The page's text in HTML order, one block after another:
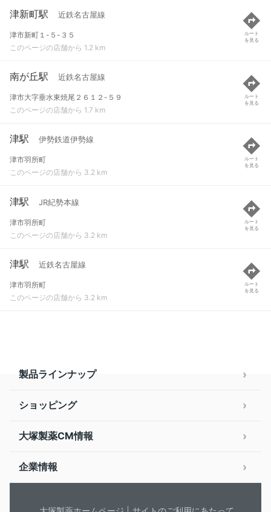
津新町駅 近鉄名古屋線
津市新町１-５-３５
このページの店舗から 1.2 km
ルート
を見る
南が丘駅 近鉄名古屋線
津市大字垂水東焼尾２６１２-５９
このページの店舗から 1.7 km
ルート
を見る
津駅 伊勢鉄道伊勢線
津市羽所町
このページの店舗から 3.2 km
ルート
を見る
津駅 JR紀勢本線
津市羽所町
このページの店舗から 3.2 km
ルート
を見る
津駅 近鉄名古屋線
津市羽所町
このページの店舗から 3.2 km
ルート
を見る
製品ラインナップ
ショッピング
大塚製薬CM情報
企業情報